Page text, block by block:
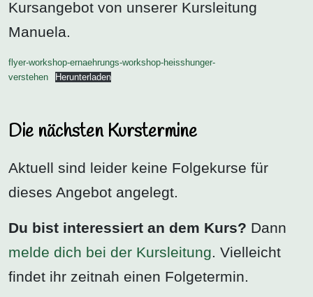
Kursangebot von unserer Kursleitung
Manuela.
flyer-workshop-ernaehrungs-workshop-heisshunger-
verstehen
Herunterladen
Die nächsten Kurstermine
Aktuell sind leider keine Folgekurse für
dieses Angebot angelegt.
Du bist interessiert an dem Kurs? Dann
melde dich bei der Kursleitung. Vielleicht
findet ihr zeitnah einen Folgetermin.